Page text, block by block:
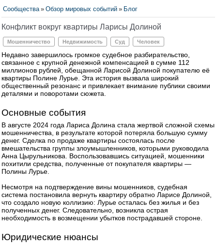
Сообщества » Обзор мировых событий » Блог
Конфликт вокруг квартиры Ларисы Долиной
Мошенничество Недвижимость Суд Человек
Недавно завершилось громкое судебное разбирательство,
связанное с крупной денежной компенсацией в сумме 112
миллионов рублей, обещанной Ларисой Долиной покупателю её
квартиры Полине Лурье. Эта история вызвала широкий
общественный резонанс и привлекает внимание публики своими
деталями и поворотами сюжета.
Основные события
В августе 2024 года Лариса Долина стала жертвой сложной схемы
мошенничества, в результате которой потеряла большую сумму
денег. Сделка по продаже квартиры состоялась после
вмешательства группы злоумышленников, которыми руководила
Анна Цырульникова. Воспользовавшись ситуацией, мошенники
похитили средства, полученные от покупателя квартиры —
Полины Лурье.
Несмотря на подтверждение вины мошенников, судебная
система постановила вернуть квартиру обратно Ларисе Долиной,
что создало новую коллизию: Лурье осталась без жилья и без
полученных денег. Следовательно, возникла острая
необходимость в возмещении убытков пострадавшей стороне.
Юридические нюансы